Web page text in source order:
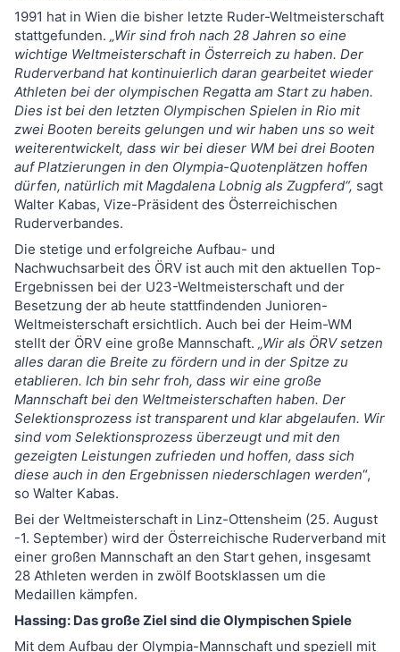
1991 hat in Wien die bisher letzte Ruder-Weltmeisterschaft
stattgefunden. „Wir sind froh nach 28 Jahren so eine
wichtige Weltmeisterschaft in Österreich zu haben. Der
Ruderverband hat kontinuierlich daran gearbeitet wieder
Athleten bei der olympischen Regatta am Start zu haben.
Dies ist bei den letzten Olympischen Spielen in Rio mit
zwei Booten bereits gelungen und wir haben uns so weit
weiterentwickelt, dass wir bei dieser WM bei drei Booten
auf Platzierungen in den Olympia-Quotenplätzen hoffen
dürfen, natürlich mit Magdalena Lobnig als Zugpferd“, sagt
Walter Kabas, Vize-Präsident des Österreichischen
Ruderverbandes.
Die stetige und erfolgreiche Aufbau- und
Nachwuchsarbeit des ÖRV ist auch mit den aktuellen Top-
Ergebnissen bei der U23-Weltmeisterschaft und der
Besetzung der ab heute stattfindenden Junioren-
Weltmeisterschaft ersichtlich. Auch bei der Heim-WM
stellt der ÖRV eine große Mannschaft. „Wir als ÖRV setzen
alles daran die Breite zu fördern und in der Spitze zu
etablieren. Ich bin sehr froh, dass wir eine große
Mannschaft bei den Weltmeisterschaften haben. Der
Selektionsprozess ist transparent und klar abgelaufen. Wir
sind vom Selektionsprozess überzeugt und mit den
gezeigten Leistungen zufrieden und hoffen, dass sich
diese auch in den Ergebnissen niederschlagen werden“,
so Walter Kabas.
Bei der Weltmeisterschaft in Linz-Ottensheim (25. August
-1. September) wird der Österreichische Ruderverband mit
einer großen Mannschaft an den Start gehen, insgesamt
28 Athleten werden in zwölf Bootsklassen um die
Medaillen kämpfen.
Hassing: Das große Ziel sind die Olympischen Spiele
Mit dem Aufbau der Olympia-Mannschaft und speziell mit